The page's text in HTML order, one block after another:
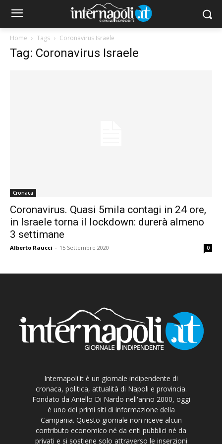
Home Tags Coronavirus Israele
Tag: Coronavirus Israele
Cronaca
Coronavirus. Quasi 5mila contagi in 24 ore,
in Israele torna il lockdown: durerà almeno
3 settimane
Alberto Raucci - 15 Settembre 2020 0
Internapoli.it è un giornale indipendente di
cronaca, politica, attualità di Napoli e provincia.
Fondato da Aniello Di Nardo nell'anno 2000, oggi
è uno dei primi siti di informazione della
Campania. Questo giornale non riceve alcun
contributo economico né da enti pubblici né da
privati e si sostiene solo attraverso le inserzioni